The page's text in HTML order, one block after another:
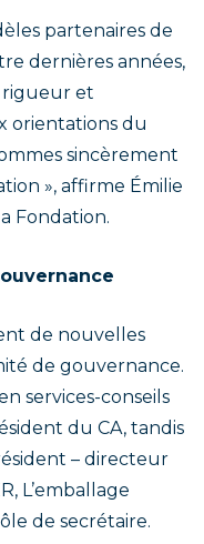
partenaires de
dernières années,
rigueur et
orientations du
sincèrement
», affirme Émilie
Fondation.
de nouvelles
de gouvernance.
services-conseils
du CA, tandis
– directeur
L’emballage
de secrétaire.